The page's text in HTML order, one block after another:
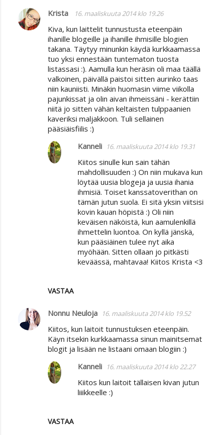
Krista 16. maaliskuuta 2014 klo 19.26
Kiva, kun laittelit tunnustusta eteenpäin
ihanille blogeille ja ihanille ihmisille blogien
takana. Täytyy minunkin käydä kurkkaamassa
tuo yksi ennestään tuntematon tuosta
listassasi :). Aamulla kun heräsin oli maa täällä
valkoinen, päivällä paistoi sitten aurinko taas
niin kauniisti. Minäkin huomasin viime viikolla
pajunkissat ja olin aivan ihmeissäni - kerättiin
niitä jo sitten vähän keltaisten tulppaanien
kaveriksi maljakkoon. Tuli sellainen
pääsiäisfiilis :)
VASTAA
Kanneli 16. maaliskuuta 2014 klo 19.31
Kiitos sinulle kun sain tähän
mahdollisuuden :) On niin mukava kun
löytää uusia blogeja ja uusia ihania
ihmisiä. Toiset kanssatoverithan on
tämän jutun suola. Ei sitä yksin viitsisi
kovin kauan höpistä :) Oli niin
keväisen näköistä, kun aamulenkillä
ihmettelin luontoa. On kyllä jänskä,
kun pääsiäinen tulee nyt aika
myöhään. Sitten ollaan jo pitkästi
keväässä, mahtavaa! Kiitos Krista <3
Nonnu Neuloja 16. maaliskuuta 2014 klo 19.52
Kiitos, kun laitoit tunnustuksen eteenpäin.
Käyn itsekin kurkkaamassa sinun mainitsemat
blogit ja lisään ne listaani omaan blogiin :)
VASTAA
Kanneli 16. maaliskuuta 2014 klo 22.27
Kiitos kun laitoit tällaisen kivan jutun
liiikkeelle :)